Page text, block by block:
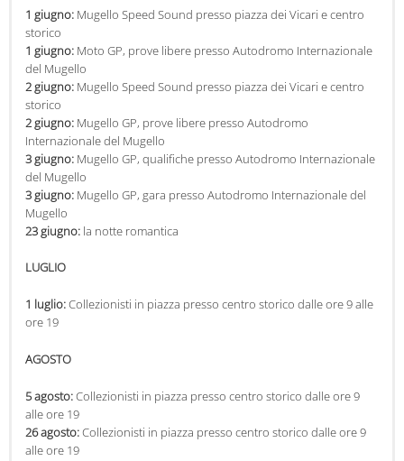
18 marzo:Visita al Castello di Barberino
APRILE
1 aprile:Diamoci un taglio! presso Oasi di Gabbianello (Corsi di potatura
e varie tecniche dell’innesto)
4 aprile:Macbeth presso Teatro Corsini alle ore 20:15
15 aprile:Trofeo Paolo Parigi presso Lago di Bilancino- 1° giornata di
Campionato
24 aprile:La Costituzione Raccontata ai Bambini alle ore 10:00 presso
Teatro Corsini
27 aprile:Di quell’Amor (in memoria della Festa della Liberazione) alle
ore 21:00 presso Circolo Arci e Corso Bartolomeo Corsini 59
29 aprile:IronLake, triathlon sul Lago di Bilancino
MAGGIO
Dal 10 al 13 maggio:
GIUGNO
10 giugno:Trofeo Paolo Parigi presso Lago di Bilancino 3° giornata di
Campionato
1 giugno: Mugello Speed Sound presso piazza dei Vicari e centro
storico
1 giugno: Moto GP, prove libere presso Autodromo Internazionale
del Mugello
2 giugno: Mugello Speed Sound presso piazza dei Vicari e centro
storico
2 giugno: Mugello GP, prove libere presso Autodromo
Internazionale del Mugello
3 giugno: Mugello GP, qualifiche presso Autodromo Internazionale
del Mugello
3 giugno: Mugello GP, gara presso Autodromo Internazionale del
Mugello
23 giugno: la notte romantica
LUGLIO
1 luglio:Collezionisti in piazza presso centro storico dalle ore 9 alle
ore 19
AGOSTO
5 agosto:Collezionisti in piazza presso centro storico dalle ore 9
alle ore 19
26 agosto:Collezionisti in piazza presso centro storico dalle ore 9
alle ore 19